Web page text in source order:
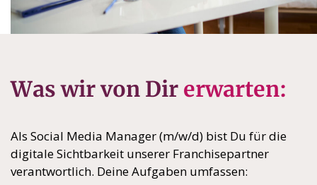
Was wir von Dir erwarten:
Als Social Media Manager (m/w/d) bist Du für die
digitale Sichtbarkeit unserer Franchisepartner
verantwortlich. Deine Aufgaben umfassen: